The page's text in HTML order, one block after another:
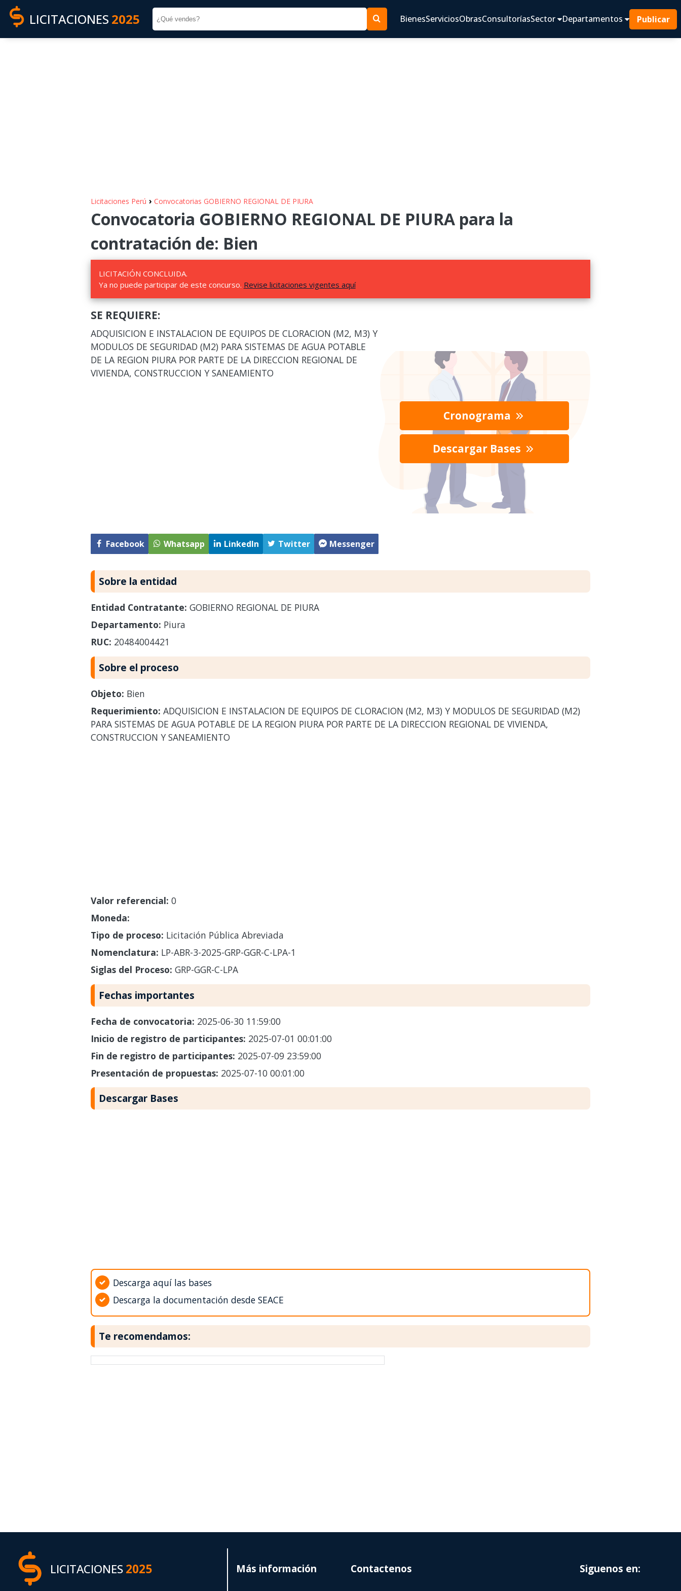
LICITACIONES 2025 BienesServiciosObrasConsultoríasSector Departamentos Publicar
Licitaciones Perú › Convocatorias GOBIERNO REGIONAL DE PIURA
Convocatoria GOBIERNO REGIONAL DE PIURA para la
contratación de: Bien
LICITACIÓN CONCLUIDA.
Ya no puede participar de este concurso. Revise licitaciones vigentes aquí
SE REQUIERE:
ADQUISICION E INSTALACION DE EQUIPOS DE CLORACION (M2, M3) Y
MODULOS DE SEGURIDAD (M2) PARA SISTEMAS DE AGUA POTABLE
DE LA REGION PIURA POR PARTE DE LA DIRECCION REGIONAL DE
VIVIENDA, CONSTRUCCION Y SANEAMIENTO
Facebook Whatsapp LinkedIn Twitter Messenger
Cronograma
Descargar Bases
Sobre la entidad
Entidad Contratante: GOBIERNO REGIONAL DE PIURA
Departamento: Piura
RUC: 20484004421
Sobre el proceso
Objeto: Bien
Requerimiento: ADQUISICION E INSTALACION DE EQUIPOS DE CLORACION (M2, M3) Y MODULOS DE SEGURIDAD (M2)
PARA SISTEMAS DE AGUA POTABLE DE LA REGION PIURA POR PARTE DE LA DIRECCION REGIONAL DE VIVIENDA,
CONSTRUCCION Y SANEAMIENTO
Valor referencial: 0
Moneda:
Tipo de proceso: Licitación Pública Abreviada
Nomenclatura: LP-ABR-3-2025-GRP-GGR-C-LPA-1
Siglas del Proceso: GRP-GGR-C-LPA
Fechas importantes
Fecha de convocatoria: 2025-06-30 11:59:00
Inicio de registro de participantes: 2025-07-01 00:01:00
Fin de registro de participantes: 2025-07-09 23:59:00
Presentación de propuestas: 2025-07-10 00:01:00
Descargar Bases
Descarga aquí las bases
Descarga la documentación desde SEACE
Te recomendamos:
LICITACIONES2025 Más información Contactenos Siguenos en: